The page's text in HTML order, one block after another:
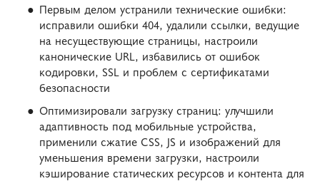
Первым делом устранили технические ошибки:
исправили ошибки 404, удалили ссылки, ведущие
на несуществующие страницы, настроили
канонические URL, избавились от ошибок
кодировки, SSL и проблем с сертификатами
безопасности
Оптимизировали загрузку страниц: улучшили
адаптивность под мобильные устройства,
применили сжатие CSS, JS и изображений для
уменьшения времени загрузки, настроили
кэширование статических ресурсов и контента для